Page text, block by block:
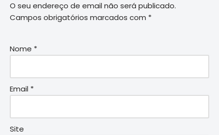
O seu endereço de email não será publicado.
Campos obrigatórios marcados com *
Nome *
Email *
Site